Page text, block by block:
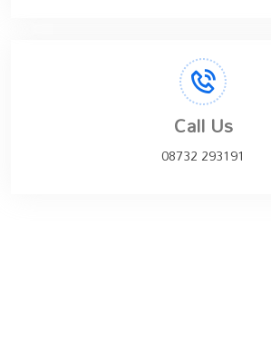
Call Us
08732 293191